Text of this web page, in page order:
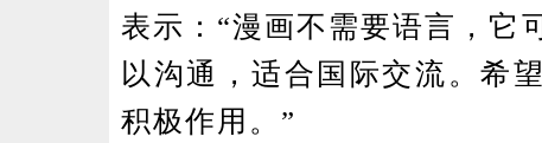
表示：“漫画不需要语言，它
以沟通，适合国际交流。希
积极作用。”